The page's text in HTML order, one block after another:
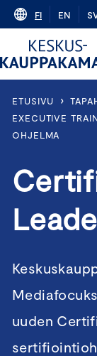
Skip
content
FI EN
ETUSIVU ›
EXECUTIVE
OHJELMA
uuden